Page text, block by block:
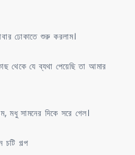
ঢোকাতে শুরু করলাম।
থেকে যে ব্যথা পেয়েছি তা আমার
মধু সামনের দিকে সরে গেল।
গল্প